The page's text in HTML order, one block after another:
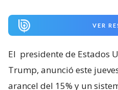
VER
El presidente de Estados
Trump, anunció este
arancel del 15% y un